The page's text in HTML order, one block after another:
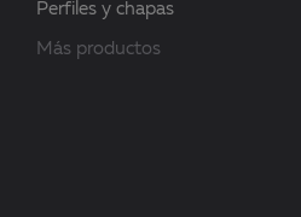
Perfiles y chapas
Más productos